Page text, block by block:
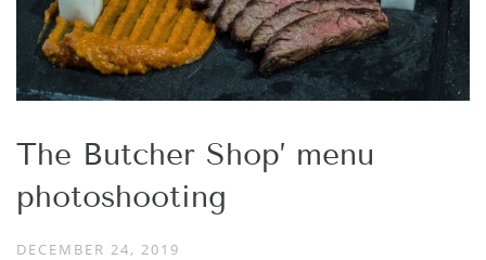
The Butcher Shop’ menu
photoshooting
DECEMBER 24, 2019